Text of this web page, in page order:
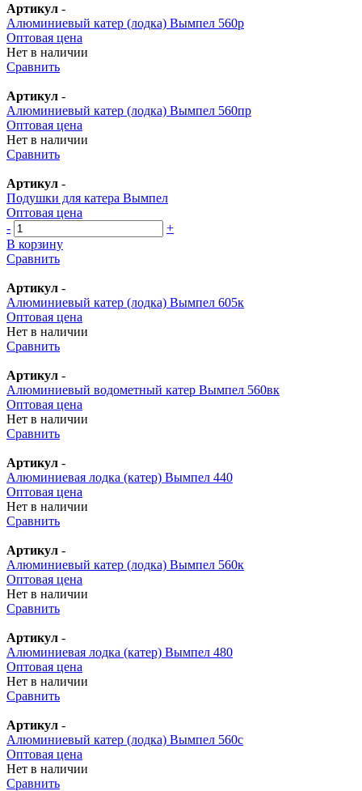
Артикул -
Алюминиевый катер (лодка) Вымпел 560р
Оптовая цена
Нет в наличии
Сравнить
Артикул -
Алюминиевый катер (лодка) Вымпел 560пр
Оптовая цена
Нет в наличии
Сравнить
Артикул -
Подушки для катера Вымпел
Оптовая цена
-
+
В корзину
Сравнить
Артикул -
Алюминиевый катер (лодка) Вымпел 605к
Оптовая цена
Нет в наличии
Сравнить
Артикул -
Алюминиевый водометный катер Вымпел 560вк
Оптовая цена
Нет в наличии
Сравнить
Артикул -
Алюминиевая лодка (катер) Вымпел 440
Оптовая цена
Нет в наличии
Сравнить
Артикул -
Алюминиевый катер (лодка) Вымпел 560к
Оптовая цена
Нет в наличии
Сравнить
Артикул -
Алюминиевая лодка (катер) Вымпел 480
Оптовая цена
Нет в наличии
Сравнить
Артикул -
Алюминиевый катер (лодка) Вымпел 560с
Оптовая цена
Нет в наличии
Сравнить